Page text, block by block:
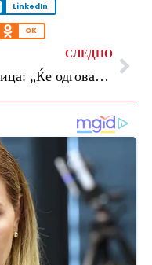
LinkedIn
OK
СЛЕДНО
Левица: „Ќе одговара секој, па макар и роден брат“ – освен ако е од обезбедувањето на Мицкоски